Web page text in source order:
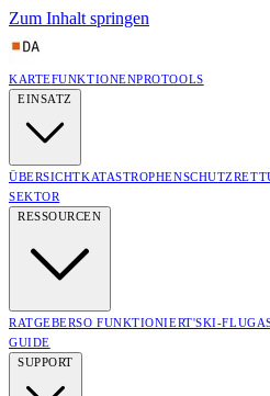
Zum Inhalt springen
KARTEFUNKTIONENPROTOOLS
EINSATZ
ÜBERSICHTKATASTROPHENSCHUTZ
SEKTOR
RESSOURCEN
RATGEBERSO FUNKTIONIERT'SKI-
GUIDE
SUPPORT